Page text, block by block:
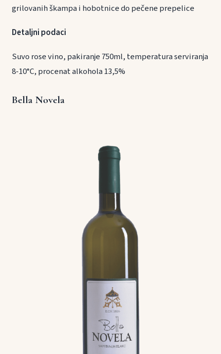
grilovanih škampa i hobotnice do pečene prepelice
Detaljni podaci
Suvo rose vino, pakiranje 750ml, temperatura serviranja
8-10°C, procenat alkohola 13,5%
Bella Novela